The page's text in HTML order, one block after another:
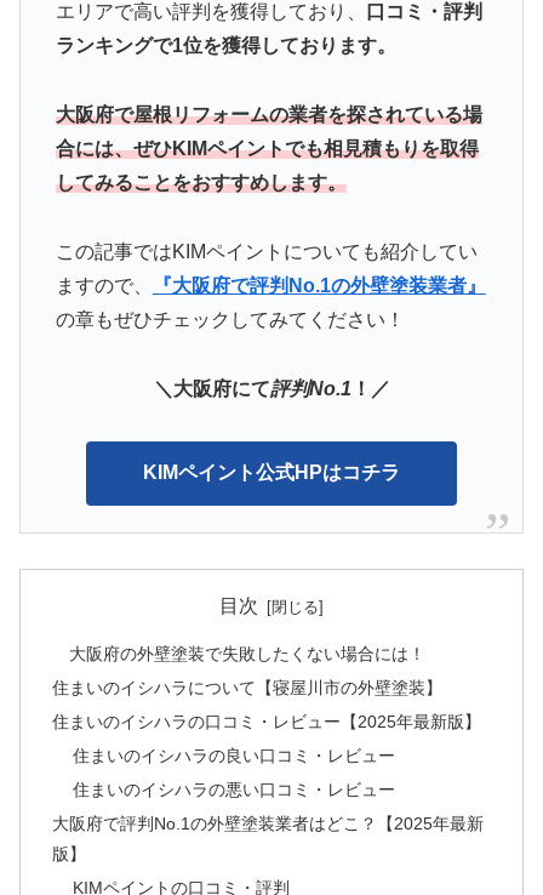
エリアで高い評判を獲得しており、
口コミ・評判
ランキングで1位を獲得しております。
大阪府で屋根リフォームの業者を探されている場
合には、ぜひKIMペイントでも相見積もりを取得
してみることをおすすめします。
この記事ではKIMペイント についても紹介してい
ますので、
『大阪府で評判No.1の外壁塗装業者』
の章もぜひチェックしてみてください！
＼大阪府にて評判No.1 ！／
KIMペイント公式HPはコチラ
目次
大阪府の外壁塗装で失敗したくない場合には！
住まいのイシハラについて【寝屋川市の外壁塗装】
住まいのイシハラの口コミ・レビュー【2025年最新版】
住まいのイシハラの良い口コミ・レビュー
住まいのイシハラの悪い口コミ・レビュー
大阪府で評判No.1の外壁塗装業者はどこ？【2025年最新
版】
KIMペイントの口コミ・評判